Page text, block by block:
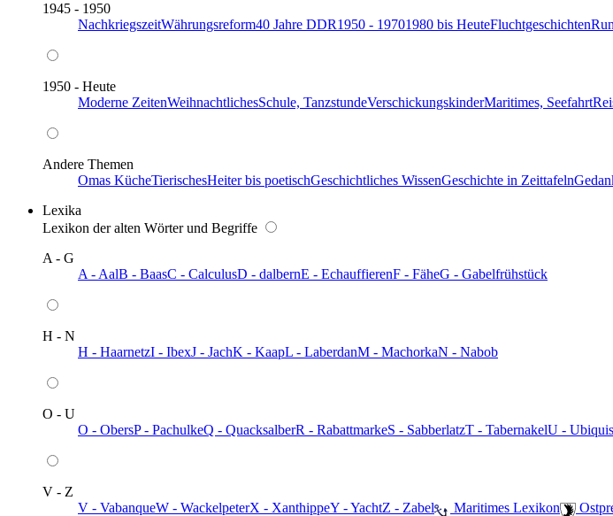
1945 - 1950
NachkriegszeitWährungsreform40 Jahre DDR1950 - 19701980 bis HeuteFluchtgeschichten
1950 - Heute
Moderne ZeitenWeihnachtlichesSchule, TanzstundeVerschickungskinderMaritimes, Seefahrt
Andere Themen
Omas KücheTierischesHeiter bis poetischGeschichtliches WissenGeschichte in Zeittafeln
Lexika
Lexikon der alten Wörter und Begriffe
A - G
A - AalB - BaasC - CalculusD - dalbernE - EchauffierenF - FäheG - Gabelfrühstück
H - N
H - HaarnetzI - IbexJ - JachK - KaapL - LaberdanM - MachorkaN - Nabob
O - U
O - ObersP - PachulkeQ - QuacksalberR - RabattmarkeS - SabberlatzT - TabernakelU -
V - Z
V - VabanqueW - WackelpeterX - XanthippeY - YachtZ - Zabel ️ Maritimes Lexikon